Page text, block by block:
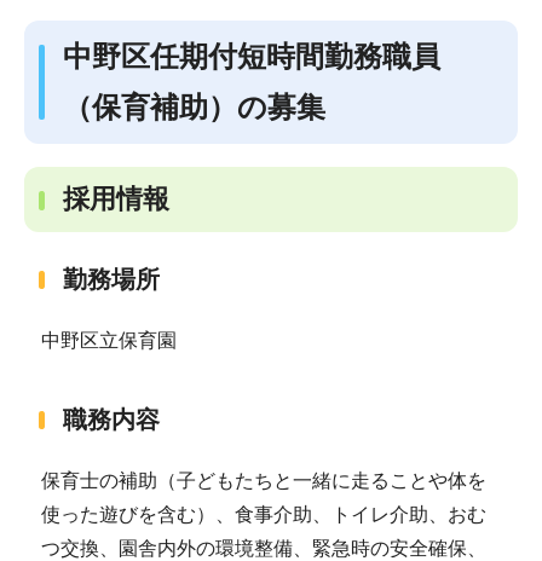
中野区任期付短時間勤務職員
（保育補助）の募集
採用情報
勤務場所
中野区立保育園
職務内容
保育士の補助（子どもたちと一緒に走ることや体を
使った遊びを含む）、食事介助、トイレ介助、おむ
つ交換、園舎内外の環境整備、緊急時の安全確保、